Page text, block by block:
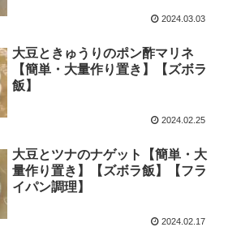
2024.03.03
大豆ときゅうりのポン酢マリネ
【簡単・大量作り置き】【ズボラ
飯】
2024.02.25
大豆とツナのナゲット【簡単・大
量作り置き】【ズボラ飯】【フラ
イパン調理】
2024.02.17